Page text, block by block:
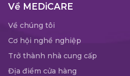
Về MEDiCARE
Về chúng tôi
Cơ hội nghề nghiệp
Trở thành nhà cung cấp
Địa điểm cửa hàng